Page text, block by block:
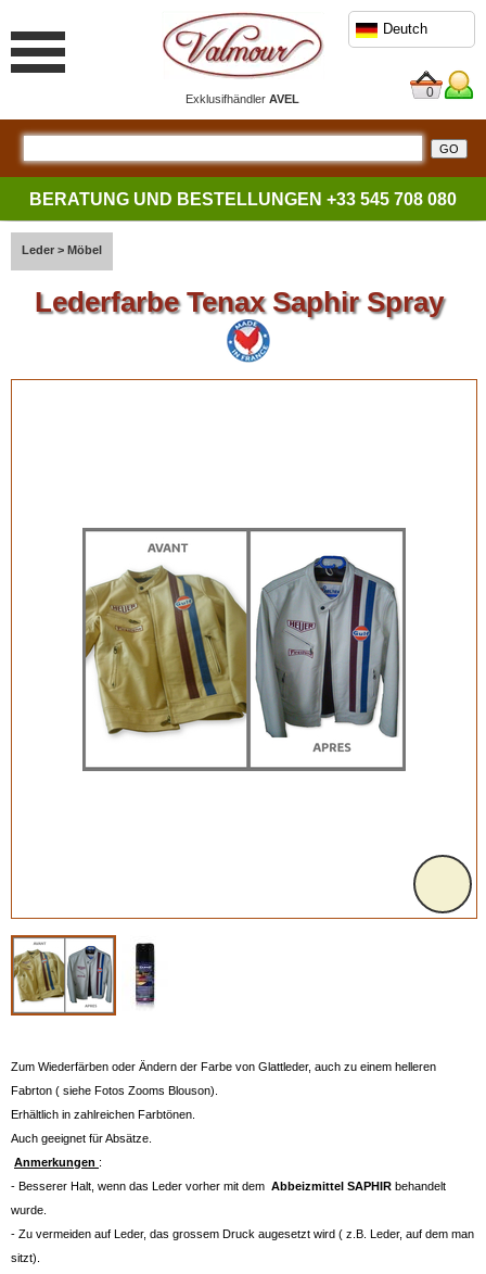
ExklusifhändlerAVEL
Deutch
0
BERATUNG UND BESTELLUNGEN +33 545 708 080
Leder > Möbel
Lederfarbe Tenax Saphir Spray
Zum Wiederfärben oder Ändern der Farbe von Glattleder, auch zu einem helleren
Fabrton ( siehe Fotos Zooms Blouson).
Erhältlich in zahlreichen Farbtönen.
Auch geeignet für Absätze.
Anmerkungen :
- Besserer Halt, wenn das Leder vorher mit dem Abbeizmittel SAPHIR behandelt
wurde.
- Zu vermeiden auf Leder, das grossem Druck augesetzt wird ( z.B. Leder, auf dem man
sitzt).